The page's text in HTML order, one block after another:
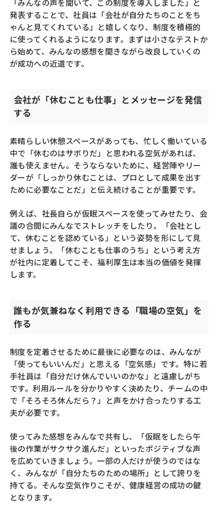
「みんなの声を聞いて、この制度を導入しました」と
発表することで、社員は「会社が自分たちのことをち
ゃんと見てくれている」と嬉しくなり、制度を積極的
に使ってくれるようになります。まずは小さなテストか
ら始めて、みんなの感想を聞きながら改良していくの
が成功への近道です。
会社が「休むことも仕事」とメッセージを発信
する
素晴らしい休憩スペースがあっても、忙しく働いている
中で「休むのはサボりだ」と思われる空気があれば、
誰も使えません。そうならないために、経営陣やリー
ダーが「しっかり休むことは、プロとして成果を出す
ために必要なことだ」と伝え続けることが重要です。
例えば、社長自らが仮眠スペースを使ってみせたり、会
議の合間にみんなでストレッチをしたり。「会社とし
て、休むことを認めている」という姿勢を形にして見
せましょう。「休むことも仕事のうち」という考え方
が社内に定着してこそ、福利厚生は本当の価値を発揮
します。
誰もが気兼ねなく利用できる「職場の空気」を
作る
制度を定着させるために最後に必要なのは、みんなが
「使ってもいいんだ」と思える「空気感」です。特に若
手社員は「自分だけ休んでいいのかな」と遠慮しがち
です。利用ルールを分かりやすく決めたり、チームの中
で「そろそろ休んだら？」と声をかけ合ったりする工
夫が必要です。
使ってみた感想をみんなで共有し、「仮眠をしたら午
後の作業がサクサク進んだ」といったポジティブな声
を広めていきましょう。一部の人だけが使うのではな
く、みんなが「自分たちのための場所」として誇りを
持てる。そんな空気作りこそが、健康経営の成功の鍵
となります。